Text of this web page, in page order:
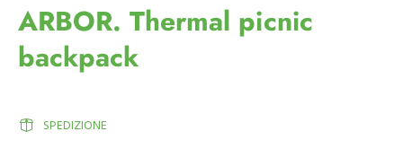
ARBOR. Thermal picnic
backpack
SPEDIZIONE